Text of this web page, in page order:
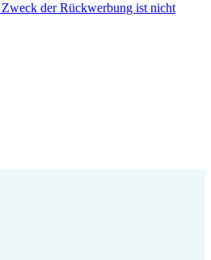
der Rückwerbung ist nicht